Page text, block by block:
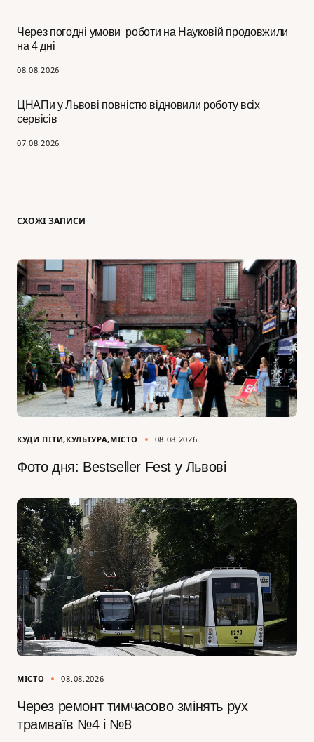
Через погодні умови роботи на Науковій продовжили
на 4 дні
08.08.2026
ЦНАПи у Львові повністю відновили роботу всіх
сервісів
07.08.2026
СХОЖІ ЗАПИСИ
КУДИ ПІТИ КУЛЬТУРА МІСТО 08.08.2026
Фото дня: Bestseller Fest у Львові
МІСТО 08.08.2026
Через ремонт тимчасово змінять рух
трамваїв №4 і №8